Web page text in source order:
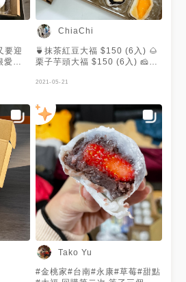
要迎
草
感
給姐
ChiaChi
🍵抹茶紅豆大福 $150 (6入) 🌰
栗子芋頭大福 $150 (6入) 🧀原
🍫香蕉巧克力大福 $180 (6入)
入) 🍽芒果奶油白豆大福 $180
(6入) 台南人氣伴手禮-金桃家
店面會有現貨販售 不開放電話
預定 販售多種口味的大福 運用
在地食材及當季水果 配上濃郁
內餡 平價的美味 創新的大福 冷
藏保存三天 最愛草莓紅豆 還有
芒果系列 香蕉巧克力 抹茶紅豆
也不錯 季節限定的芒果 等了2
個月 很值得哈哈 團購訂40盒 每
盒再折$10喔～ #大福 #金桃家
#草莓大福 #芒果大福 #栗子芋
頭大福 #伴手禮 #金桃家草莓大
福 #團購美食 #台南甜點 #台南
美食
2021-05-21
Tako Yu
#金桃家#台南#永康#草莓#甜點